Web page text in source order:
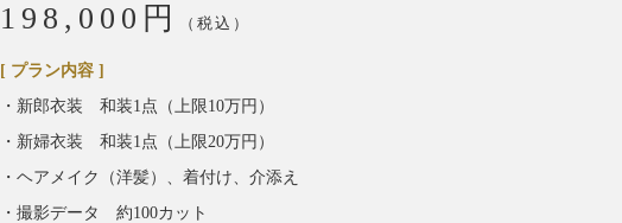
198,000円
（税込）
[ プラン内容 ]
・新郎衣装 和装1点（上限10万円）
・新婦衣装 和装1点（上限20万円）
・ヘアメイク（洋髪）、着付け、介添え
・撮影データ 約100カット